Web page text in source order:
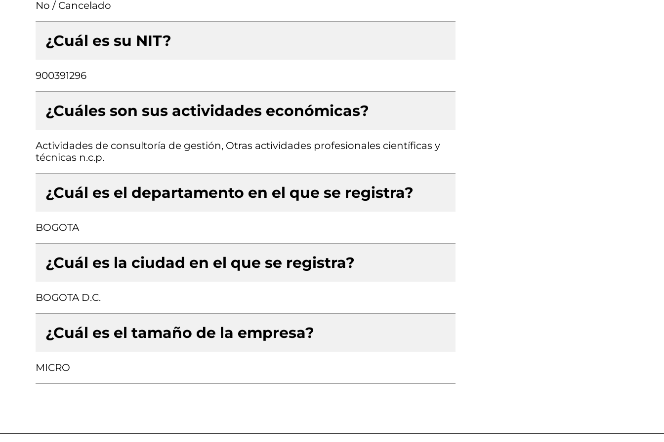
No / Cancelado
¿Cuál es su NIT?
900391296
¿Cuáles son sus actividades económicas?
Actividades de consultoría de gestión, Otras actividades profesionales científicas y
técnicas n.c.p.
¿Cuál es el departamento en el que se registra?
BOGOTA
¿Cuál es la ciudad en el que se registra?
BOGOTA D.C.
¿Cuál es el tamaño de la empresa?
MICRO